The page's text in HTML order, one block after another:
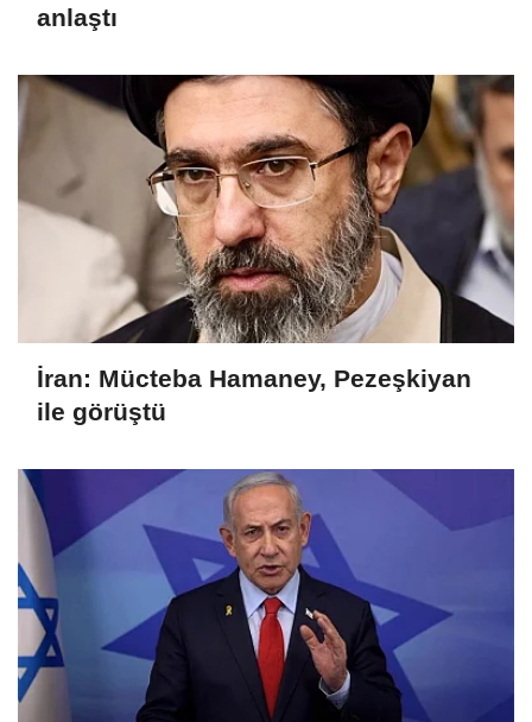
anlaştı
İran: Mücteba Hamaney, Pezeşkiyan
ile görüştü